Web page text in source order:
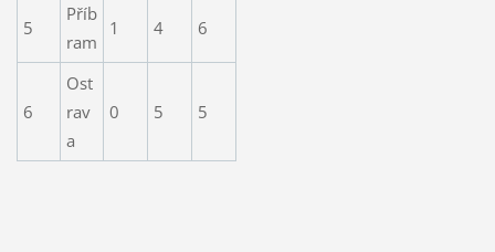
5
Příb
ram
1 4 6
6
Ost
rav
a
0 5 5